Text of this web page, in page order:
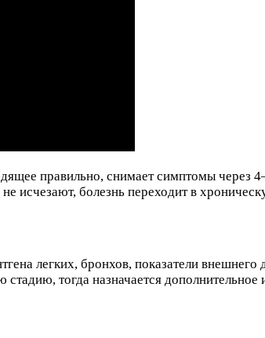
правильно, снимает симптомы через
исчезают, болезнь переходит в
легких, бронхов, показатели
тогда назначается